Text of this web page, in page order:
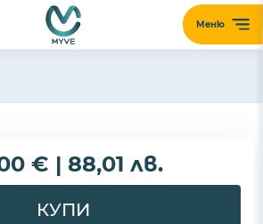
Меню
€ | 88,01 лв.
КУПИ